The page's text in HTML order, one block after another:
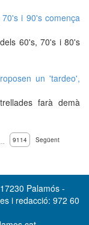
i 90's comença
60's, 70's i 80's
un 'tardeo',
farà demà
… 9114 Següent
Palamós -
i redacció: 972 60